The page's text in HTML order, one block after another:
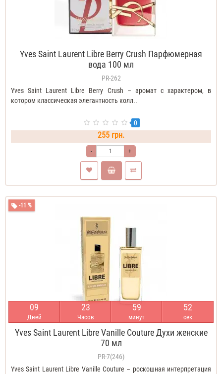
Yves Saint Laurent Libre Berry Crush Парфюмерная
вода 100 мл
PR-262
Yves Saint Laurent Libre Berry Crush – аромат с характером, в
котором классическая элегантность колл..
0
255 грн.
- +
-11 %
09
Дней
23
Часов
59
минут
51
сек
Yves Saint Laurent Libre Vanille Couture Духи женские
70 мл
PR-7(246)
Yves Saint Laurent Libre Vanille Couture – роскошная интерпретация